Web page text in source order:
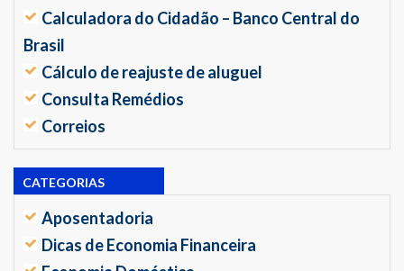
Calculadora do Cidadão – Banco Central do
Brasil
Cálculo de reajuste de aluguel
Consulta Remédios
Correios
CATEGORIAS
Aposentadoria
Dicas de Economia Financeira